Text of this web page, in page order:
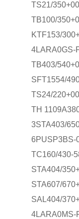
TS21/
TB100/
KTF153/
4LARA0GS-
TB403/
SFT1554/
TS24/
TH
3STA403/
6PUSP3BS-
TC160/430-
STA404/
STA607/
SAL404/
4LARA0MS-